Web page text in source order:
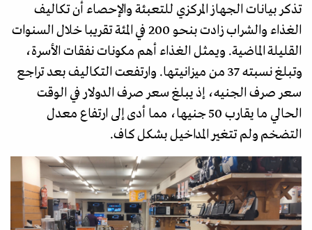
تذكر بيانات الجهاز المركزي للتعبئة والإحصاء أن تكاليف
الغذاء والشراب زادت بنحو 200 في المئة تقريبا خلال السنوات
القليلة الماضية. ويمثل الغذاء أهم مكونات نفقات الأسرة،
وتبلغ نسبته 37 من ميزانيتها. وارتفعت التكاليف بعد تراجع
سعر صرف الجنيه، إذ يبلغ سعر صرف الدولار في الوقت
الحالي ما يقارب 50 جنيها، مما أدى إلى ارتفاع معدل
التضخم ولم تتغير المداخيل بشكل كاف.